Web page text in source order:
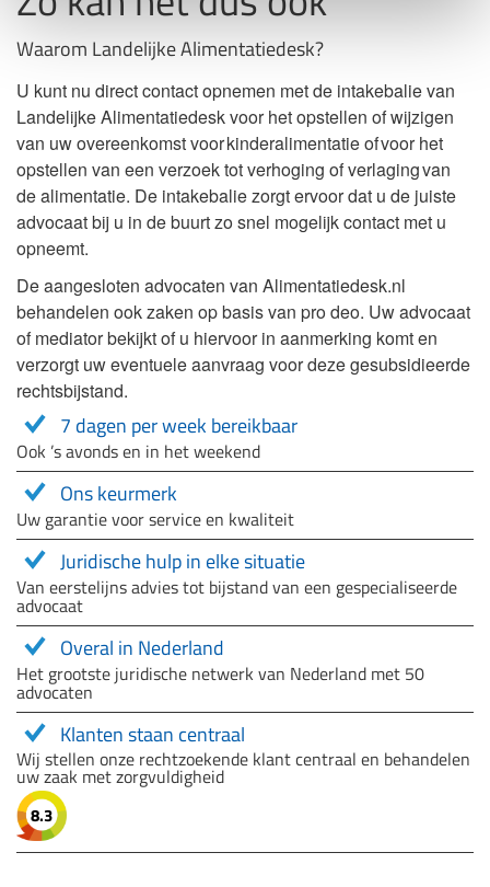
Waarom Landelijke Alimentatiedesk?
U kunt nu direct contact opnemen met de intakebalie van
Landelijke Alimentatiedesk voor het opstellen of wijzigen
van uw overeenkomst voor kinderalimentatie of voor het
opstellen van een verzoek tot verhoging of verlaging van
de alimentatie. De intakebalie zorgt ervoor dat u de juiste
advocaat bij u in de buurt zo snel mogelijk contact met u
opneemt.
De aangesloten advocaten van Alimentatiedesk.nl
behandelen ook zaken op basis van pro deo. Uw advocaat
of mediator bekijkt of u hiervoor in aanmerking komt en
verzorgt uw eventuele aanvraag voor deze gesubsidieerde
rechtsbijstand.
7 dagen per week bereikbaar
Ook ’s avonds en in het weekend
Ons keurmerk
Uw garantie voor service en kwaliteit
Juridische hulp in elke situatie
Van eerstelijns advies tot bijstand van een gespecialiseerde
advocaat
Overal in Nederland
Het grootste juridische netwerk van Nederland met 50
advocaten
Klanten staan centraal
Wij stellen onze rechtzoekende klant centraal en behandelen
uw zaak met zorgvuldigheid
8.3